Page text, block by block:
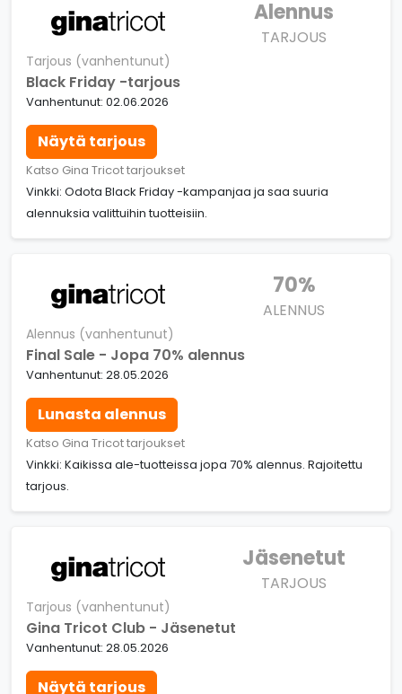
Alennus
TARJOUS
Tarjous (vanhentunut)
Black Friday -tarjous
Vanhentunut: 02.06.2026
Näytä tarjous
Katso Gina Tricot tarjoukset
Vinkki: Odota Black Friday -kampanjaa ja saa suuria
alennuksia valittuihin tuotteisiin.
70%
ALENNUS
Alennus (vanhentunut)
Final Sale - Jopa 70% alennus
Vanhentunut: 28.05.2026
Lunasta alennus
Katso Gina Tricot tarjoukset
Vinkki: Kaikissa ale-tuotteissa jopa 70% alennus. Rajoitettu
tarjous.
Jäsenetut
TARJOUS
Tarjous (vanhentunut)
Gina Tricot Club - Jäsenetut
Vanhentunut: 28.05.2026
Näytä tarjous